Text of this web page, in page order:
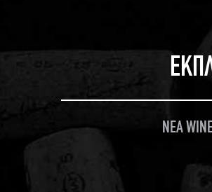
ΝΕΑ